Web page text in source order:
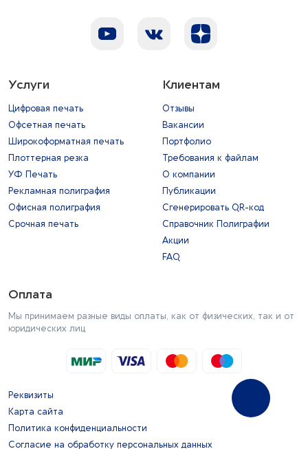
Услуги
Цифровая печать
Офсетная печать
Широкоформатная печать
Плоттерная резка
УФ Печать
Рекламная полиграфия
Офисная полиграфия
Срочная печать
Клиентам
Отзывы
Вакансии
Портфолио
Требования к файлам
О компании
Публикации
Сгенерировать QR-код
Справочник Полиграфии
Акции
FAQ
Оплата
Мы принимаем разные виды оплаты, как от физических, так и от
юридических лиц
Реквизиты
Карта сайта
Политика конфиденциальности
Согласие на обработку персональных данных